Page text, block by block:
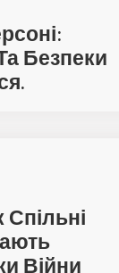
Безпеки
Війни